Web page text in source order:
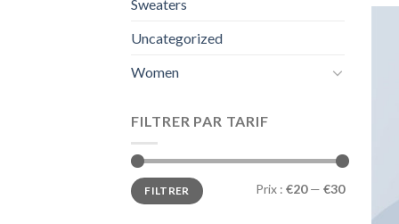
Sweaters
Uncategorized
Women
FILTRER PAR TARIF
FILTRER Prix : €20— €30